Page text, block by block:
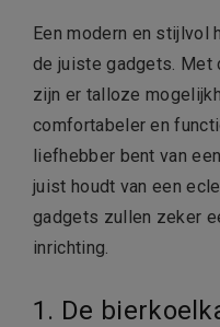
Een modern en stijlvol
de juiste gadgets. Met
zijn er talloze
comfortabeler en
liefhebber bent van
juist houdt van een
gadgets zullen zeker
inrichting.
1. De